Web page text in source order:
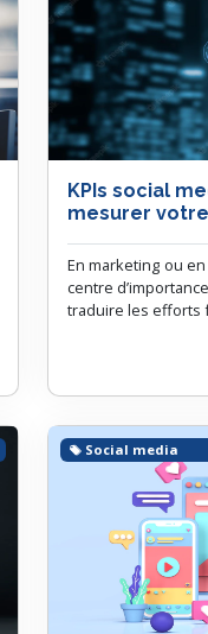
KPIs social
mesurer
En marketing ou
centre
traduire les efforts
Social media